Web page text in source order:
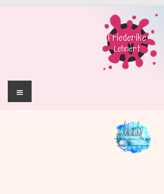
Kaleideoskop
Menü